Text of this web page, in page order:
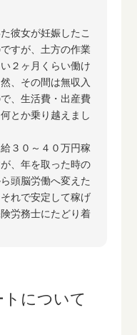
彼女が妊娠したこ
すが、土方の作業
２ヶ月くらい働け
、その間は無収入
、生活費・出産費
とか乗り越えまし
３０～４０万円稼
、年を取った時の
頭脳労働へ変えた
れで安定して稼げ
労務士にたどり着
トについて